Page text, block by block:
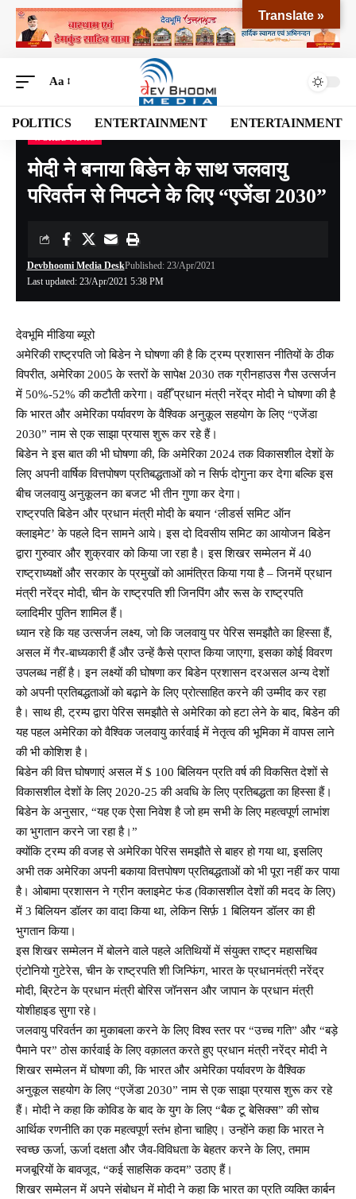
Aa
POLITICS ENTERTAINMENT ENTERTAINMENT
Devbhoomi Media>Blog>World News>मोदी ने बनाया बिडेन के साथ जलवायु परिवर्तन से निपटने के लिए “एजेंडा 2030”
मोदी ने बनाया बिडेन के साथ जलवायु
परिवर्तन से निपटने के लिए “एजेंडा 2030”
Last updated: 23/Apr/2021 5:38 PM
Devbhoomi Media DeskPublished: 23/Apr/2021
देवभूमि मीडिया ब्यूरो
अमेरिकी राष्ट्रपति जो बिडेन ने घोषणा की है कि ट्रम्प प्रशासन नीतियों के ठीक
विपरीत, अमेरिका 2005 के स्तरों के सापेक्ष 2030 तक ग्रीनहाउस गैस उत्सर्जन
में 50%-52% की कटौती करेगा। वहीँ प्रधान मंत्री नरेंद्र मोदी ने घोषणा की है
कि भारत और अमेरिका पर्यावरण के वैश्विक अनुकूल सहयोग के लिए “एजेंडा
2030” नाम से एक साझा प्रयास शुरू कर रहे हैं।
बिडेन ने इस बात की भी घोषणा की, कि अमेरिका 2024 तक विकासशील देशों के
लिए अपनी वार्षिक वित्तपोषण प्रतिबद्धताओं को न सिर्फ दोगुना कर देगा बल्कि इस
बीच जलवायु अनुकूलन का बजट भी तीन गुणा कर देगा।
राष्ट्रपति बिडेन और प्रधान मंत्री मोदी के बयान ‘लीडर्स समिट ऑन
क्लाइमेट’ के पहले दिन सामने आये। इस दो दिवसीय समिट का आयोजन बिडेन
द्वारा गुरुवार और शुक्रवार को किया जा रहा है। इस शिखर सम्मेलन में 40
राष्ट्राध्यक्षों और सरकार के प्रमुखों को आमंत्रित किया गया है – जिनमें प्रधान
मंत्री नरेंद्र मोदी, चीन के राष्ट्रपति शी जिनपिंग और रूस के राष्ट्रपति
व्लादिमीर पुतिन शामिल हैं।
ध्यान रहे कि यह उत्सर्जन लक्ष्य, जो कि जलवायु पर पेरिस समझौते का हिस्सा हैं,
असल में गैर-बाध्यकारी हैं और उन्हें कैसे प्राप्त किया जाएगा, इसका कोई विवरण
उपलब्ध नहीं है। इन लक्ष्यों की घोषणा कर बिडेन प्रशासन दरअसल अन्य देशों
को अपनी प्रतिबद्धताओं को बढ़ाने के लिए प्रोत्साहित करने की उम्मीद कर रहा
है। साथ ही, ट्रम्प द्वारा पेरिस समझौते से अमेरिका को हटा लेने के बाद, बिडेन की
यह पहल अमेरिका को वैश्विक जलवायु कार्रवाई में नेतृत्व की भूमिका में वापस लाने
की भी कोशिश है।
बिडेन की वित्त घोषणाएं असल में $ 100 बिलियन प्रति वर्ष की विकसित देशों से
विकासशील देशों के लिए 2020-25 की अवधि के लिए प्रतिबद्धता का हिस्सा हैं।
बिडेन के अनुसार, “यह एक ऐसा निवेश है जो हम सभी के लिए महत्वपूर्ण लाभांश
का भुगतान करने जा रहा है।”
क्योंकि ट्रम्प की वजह से अमेरिका पेरिस समझौते से बाहर हो गया था, इसलिए
अभी तक अमेरिका अपनी बकाया वित्तपोषण प्रतिबद्धताओं को भी पूरा नहीं कर पाया
है। ओबामा प्रशासन ने ग्रीन क्लाइमेट फंड (विकासशील देशों की मदद के लिए)
में 3 बिलियन डॉलर का वादा किया था, लेकिन सिर्फ़ 1 बिलियन डॉलर का ही
भुगतान किया।
इस शिखर सम्मेलन में बोलने वाले पहले अतिथियों में संयुक्त राष्ट्र महासचिव
एंटोनियो गुटेरेस, चीन के राष्ट्रपति शी जिन्फिंग, भारत के प्रधानमंत्री नरेंद्र
मोदी, ब्रिटेन के प्रधान मंत्री बोरिस जॉनसन और जापान के प्रधान मंत्री
योशीहाइड सुगा रहे।
जलवायु परिवर्तन का मुकाबला करने के लिए विश्व स्तर पर “उच्च गति” और “बड़े
पैमाने पर” ठोस कार्रवाई के लिए वक़ालत करते हुए प्रधान मंत्री नरेंद्र मोदी ने
शिखर सम्मेलन में घोषणा की, कि भारत और अमेरिका पर्यावरण के वैश्विक
अनुकूल सहयोग के लिए “एजेंडा 2030” नाम से एक साझा प्रयास शुरू कर रहे
हैं। मोदी ने कहा कि कोविड के बाद के युग के लिए “बैक टू बेसिक्स” की सोच
आर्थिक रणनीति का एक महत्वपूर्ण स्तंभ होना चाहिए। उन्होंने कहा कि भारत ने
स्वच्छ ऊर्जा, ऊर्जा दक्षता और जैव-विविधता के बेहतर करने के लिए, तमाम
मजबूरियों के बावजूद, “कई साहसिक कदम” उठाए हैं।
शिखर सम्मेलन में अपने संबोधन में मोदी ने कहा कि भारत का प्रति व्यक्ति कार्बन
Translate »